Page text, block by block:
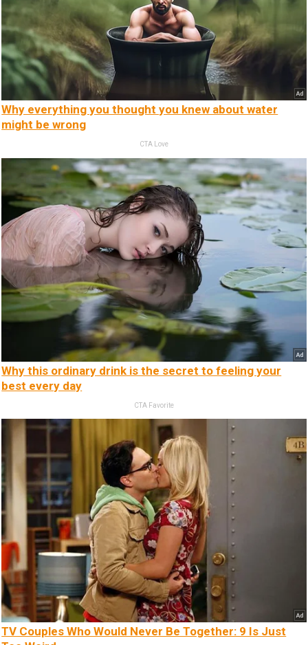
Why everything you thought you knew about water
might be wrong
CTA Love
Why this ordinary drink is the secret to feeling your
best every day
CTA Favorite
TV Couples Who Would Never Be Together: 9 Is Just